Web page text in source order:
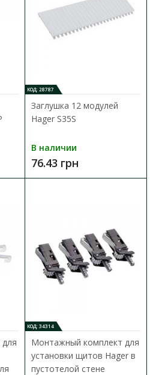
cлужит для ручного
дома на генератор ..
В КОРЗИНУ
В сравнения
КОД: 28787
Заглушка 12 модулей
Hager S35S
В наличии
76.43 грн
КОД: 34314
Монтажный комплект для
установки щитов Hager в
пустотелой стене